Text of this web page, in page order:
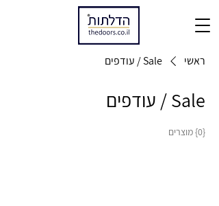
ראשי Sale / עודפים
Sale / עודפים
{0} מוצרים